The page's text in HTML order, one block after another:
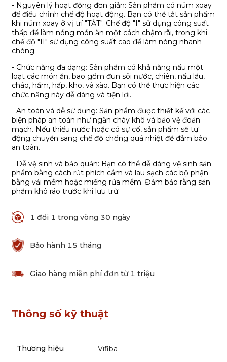
Thông số kỹ thuật
Vifiba
Thương hiệu
1 đổi 1 trong vòng 30 ngày
Giao hàng miễn phí đơn từ 1 triệu
Bảo hành 15 tháng
- Nguyên lý hoạt động đơn giản: Sản phẩm có núm xoay
để điều chỉnh chế độ hoạt động. Bạn có thể tắt sản phẩm
khi núm xoay ở vị trí "TẮT". Chế độ "I" sử dụng công suất
thấp để làm nóng món ăn một cách chậm rãi, trong khi
chế độ "II" sử dụng công suất cao để làm nóng nhanh
chóng.
- Chức năng đa dạng: Sản phẩm có khả năng nấu một
loạt các món ăn, bao gồm đun sôi nước, chiên, nấu lẩu,
cháo, hầm, hấp, kho, và xào. Bạn có thể thực hiện các
chức năng này dễ dàng và tiện lợi.
- An toàn và dễ sử dụng: Sản phẩm được thiết kế với các
biện pháp an toàn như ngăn cháy khô và bảo vệ đoản
mạch. Nếu thiếu nước hoặc có sự cố, sản phẩm sẽ tự
động chuyển sang chế độ chống quá nhiệt để đảm bảo
an toàn.
- Dễ vệ sinh và bảo quản: Bạn có thể dễ dàng vệ sinh sản
phẩm bằng cách rút phích cắm và lau sạch các bộ phận
bằng vải mềm hoặc miếng rửa mềm. Đảm bảo rằng sản
phẩm khô ráo trước khi lưu trữ.